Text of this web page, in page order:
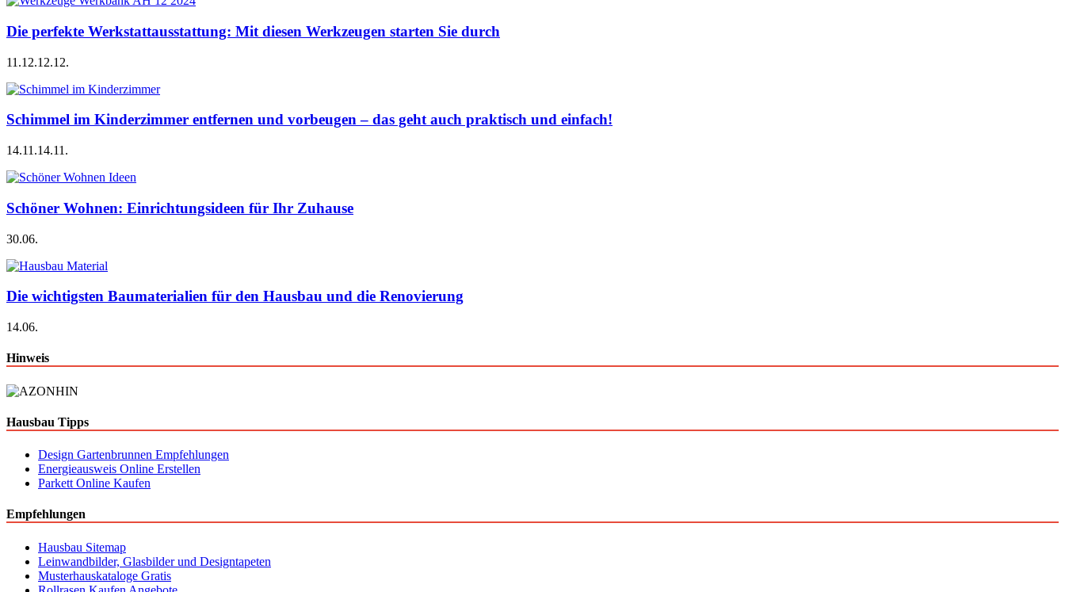
Die perfekte Werkstattausstattung: Mit diesen Werkzeugen starten Sie durch
11.12.12.12.
Schimmel im Kinderzimmer entfernen und vorbeugen – das geht auch praktisch und einfach!
14.11.14.11.
Schöner Wohnen: Einrichtungsideen für Ihr Zuhause
30.06.
Die wichtigsten Baumaterialien für den Hausbau und die Renovierung
14.06.
Hinweis
Hausbau Tipps
Design Gartenbrunnen Empfehlungen
Energieausweis Online Erstellen
Parkett Online Kaufen
Empfehlungen
Hausbau Sitemap
Leinwandbilder, Glasbilder und Designtapeten
Musterhauskataloge Gratis